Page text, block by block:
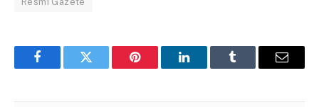
FacebookTwitter Pinterest LinkedInTumblr Email